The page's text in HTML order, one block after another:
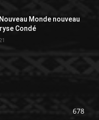
Nouveau Monde nouveau
Condé
678